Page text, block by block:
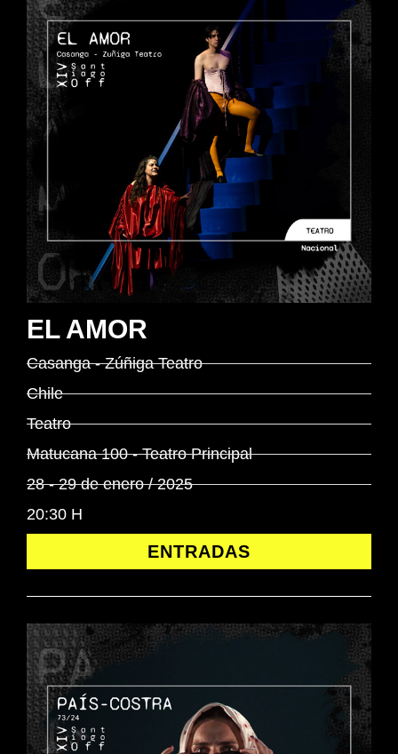
EL AMOR
Casanga - Zúñiga Teatro
Chile
Teatro
Matucana 100 - Teatro Principal
28 - 29 de enero / 2025
20:30 H
ENTRADAS